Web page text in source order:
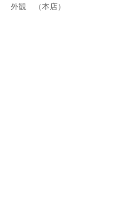
外観 （本店）